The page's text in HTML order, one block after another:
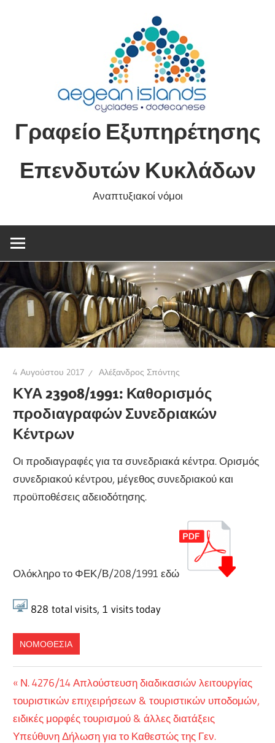
Γραφείο Εξυπηρέτησης
Επενδυτών Κυκλάδων
Αναπτυξιακοί νόμοι
4 Αυγούστου 2017 Αλέξανδρος Σπόντης
ΚΥΑ 23908/1991: Καθορισμός
προδιαγραφών Συνεδριακών
Κέντρων
Οι προδιαγραφές για τα συνεδριακά κέντρα. Ορισμός
συνεδριακού κέντρου, μέγεθος συνεδριακού και
προϋποθέσεις αδειοδότησης.
Ολόκληρο το ΦΕΚ/Β/208/1991 εδώ
828 total visits, 1 visits today
ΝΟΜΟΘΕΣΙΑ
Πλοήγηση
άρθρων
Previous
Post:
Ν. 4276/14 Απλούστευση διαδικασιών λειτουργίας
τουριστικών επιχειρήσεων & τουριστικών υποδομών,
ειδικές μορφές τουρισμού & άλλες διατάξεις
Next
Υπεύθυνη Δήλωση για το Καθεστώς της Γεν.